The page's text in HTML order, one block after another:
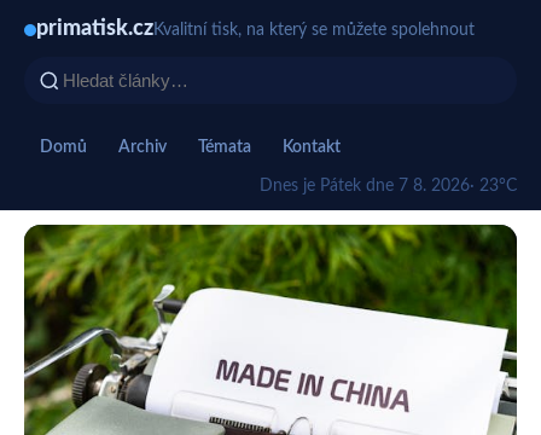
primatisk.czKvalitní tisk, na který se můžete spolehnout
Domů Archiv Témata Kontakt
Dnes je Pátek dne 7 8. 2026· 23°C